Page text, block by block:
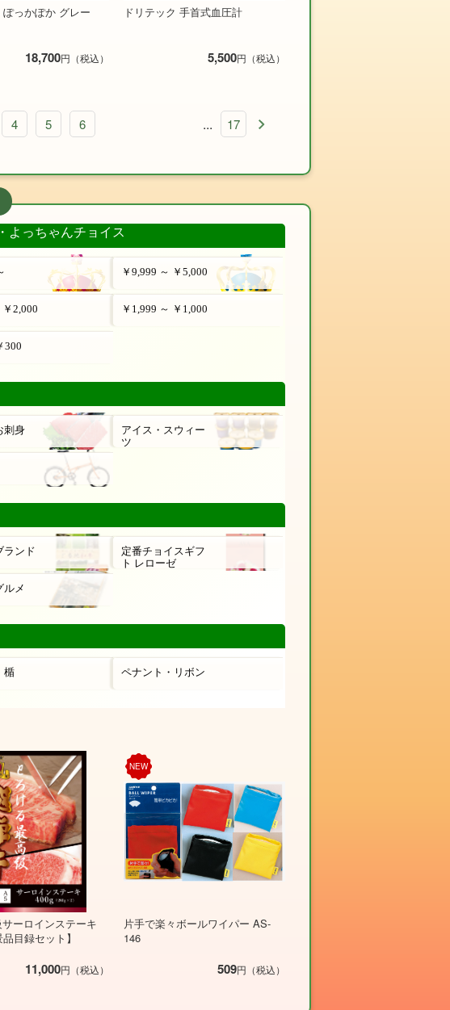
っかぽか グレー
18,700円（税込）
ドリテック 手首式血圧計
5,500円（税込）
4 5 6 ... 17
よっちゃんチョイス
￥9,999 ～ ￥5,000
￥2,000 ￥1,999 ～ ￥1,000
300
刺身
アイス・スウィー
ツ
ランド
定番チョイスギフ
ト レローゼ
ルメ
楯 ペナント・リボン
ーロインステーキ
目録セット】
11,000円（税込）
NEW
片手で楽々ボールワイパー AS-
146
509円（税込）